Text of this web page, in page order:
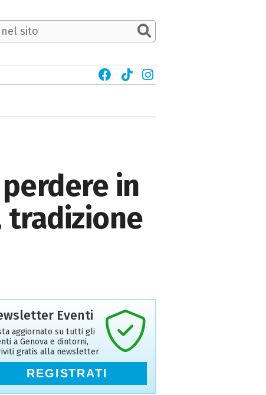
in
tradizione
Eventi
aggiornato su tutti gli
a Genova e dintorni,
gratis alla newsletter
REGISTRATI